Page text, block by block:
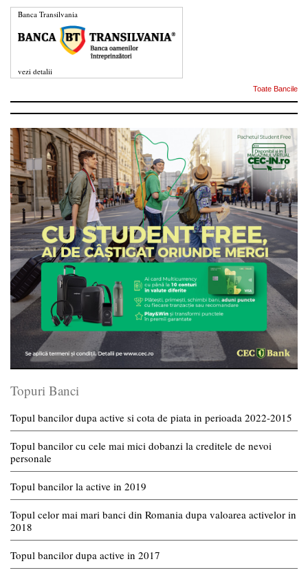
Banca Transilvania
vezi detalii
Toate Bancile
Topuri Banci
Topul bancilor dupa active si cota de piata in perioada 2022-2015
Topul bancilor cu cele mai mici dobanzi la creditele de nevoi
personale
Topul bancilor la active in 2019
Topul celor mai mari banci din Romania dupa valoarea activelor in
2018
Topul bancilor dupa active in 2017